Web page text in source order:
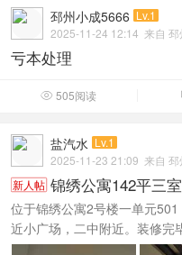
邳州小成5666 Lv.1
2025-11-24 12:14 来自
亏本处理
 505阅读
盐汽水 Lv.1
2025-11-23 21:09 来自 邳
新人帖 锦绣公寓142平三
位于锦绣公寓2号楼一单元
近小广场，二中附近。装修完